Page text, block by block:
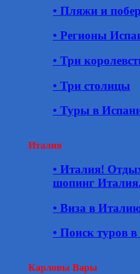
• Пляжи и
• Регионы
• Три
• Три столицы
• Туры в
Италия
• Италия!
шопинг Италия.
• Виза в
• Поиск туров
Карловы Вары